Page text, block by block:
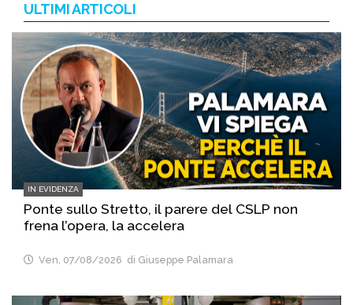
ULTIMI ARTICOLI
IN EVIDENZA
Ponte sullo Stretto, il parere del CSLP non
frena l’opera, la accelera
Ven, 07/08/2026 di Giuseppe Palamara